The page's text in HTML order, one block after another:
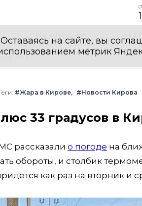
Оставаясь на сайте, вы
метрик
#Жара в Кирове #Новости Кирова
33 градусов в
рассказали о погоде на
обороты, и столбик
как раз на вторник и